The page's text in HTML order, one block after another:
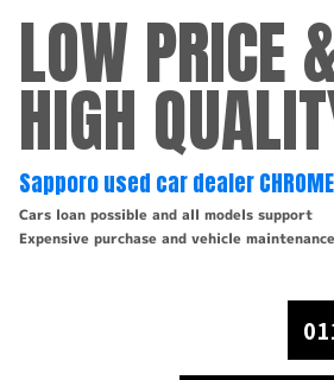
LOW PRICE
HIGH
Sapporo used car dealer CHROME
Cars loan possible and all models support
Expensive purchase and vehicle maintenance